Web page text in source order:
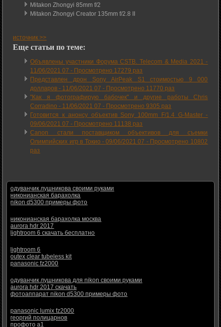
Mitakon Zhongyi 85mm f/2
Mitakon Zhongyi Creator 135mm f/2.8 II
источник >>
Еще статьи по теме:
Объявлены участники Форума CSTB. Telecom & Media 2021 -
11/06/2021 07 - Просмотрено 17279 раз
Представлен дрон Sony AirPeak S1 стоимостью 9 000
долларов - 11/06/2021 07 - Просмотрено 11770 раз
"Как я фотографирую бабочек" и другие работы Chris
Corradino - 11/06/2021 07 - Просмотрено 9305 раз
Готовится к анонсу объектив Sony 100mm F/1.4 G-Master -
09/06/2021 07 - Просмотрено 11138 раз
Canon стали поставщиком объективов для съемки
Олимпийских игр в Токио -09/06/2021 07 - Просмотрено 10802
раз
одуванчик лушникова своими руками
никонианская барахолка
nikon d5300 примеры фото
никонианская барахолка москва
aurora hdr 2017
lightroom 6 скачать бесплатно
lightroom 6
outex clear tubeless kit
panasonic fz2000
одуванчик лушникова для nikon своими руками
aurora hdr 2017 скачать
фотоаппарат nikon d5300 примеры фото
panasonic lumix fz2000
георгий полицарнов
профото а1